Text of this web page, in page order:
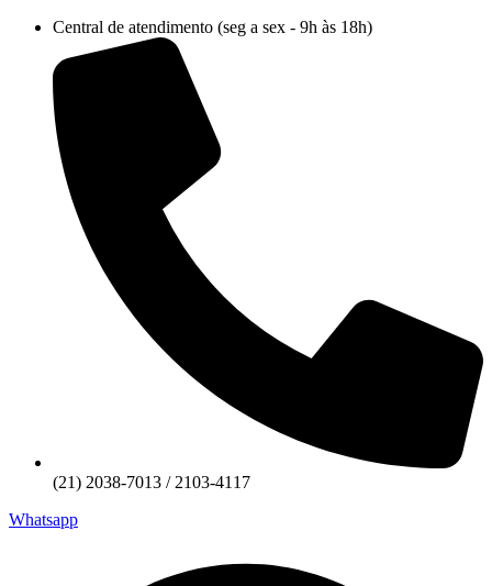
conteúdo
Central de atendimento (seg a sex - 9h às 18h)
(21) 2038-7013 / 2103-4117
Whatsapp